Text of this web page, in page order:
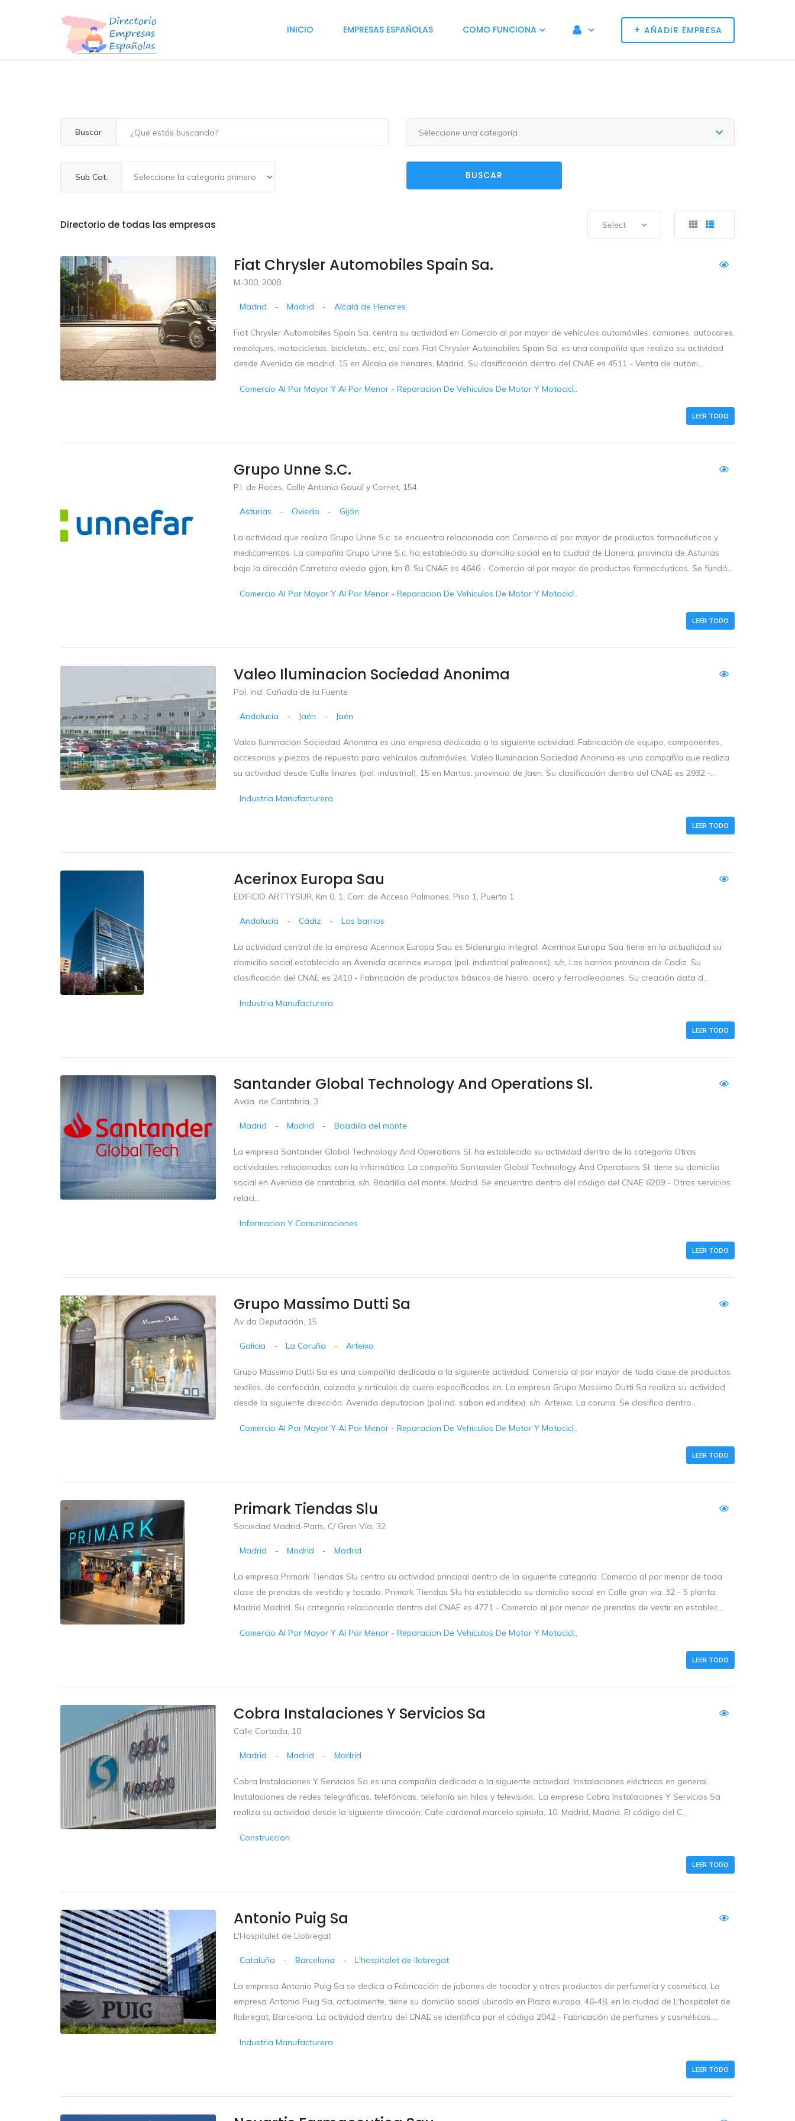
+ AÑADIR EMPRESA
INICIO EMPRESAS ESPAÑOLAS COMO FUNCIONA
Buscar Seleccione una categoría
Sub Cat. BUSCAR
Directorio de todas las empresas Select
Fiat Chrysler Automobiles Spain Sa.
M-300, 2008
Madrid - Madrid - Alcalá de Henares
Fiat Chrysler Automobiles Spain Sa. centra su actividad en Comercio al por mayor de vehículos automóviles, camiones, autocares,
remolques, motocicletas, bicicletas.. etc; asi com. Fiat Chrysler Automobiles Spain Sa. es una compañía que realiza su actividad
desde Avenida de madrid, 15 en Alcala de henares, Madrid. Su clasificación dentro del CNAE es 4511 - Venta de autom...
Comercio Al Por Mayor Y Al Por Menor - Reparacion De Vehiculos De Motor Y Motocicl..
LEER TODO
Grupo Unne S.c.
P.I. de Roces, Calle Antonio Gaudí y Cornet, 154
Asturias - Oviedo - Gijón
La actividad que realiza Grupo Unne S.c. se encuentra relacionada con Comercio al por mayor de productos farmacéuticos y
medicamentos. La compañía Grupo Unne S.c. ha establecido su domicilio social en la ciudad de Llanera, provincia de Asturias
bajo la dirección Carretera oviedo gijon, km 8. Su CNAE es 4646 - Comercio al por mayor de productos farmacéuticos. Se fundó...
Comercio Al Por Mayor Y Al Por Menor - Reparacion De Vehiculos De Motor Y Motocicl..
LEER TODO
Valeo Iluminacion Sociedad Anonima
Pol. Ind. Cañada de la Fuente
Andalucía - Jaén - Jaén
Valeo Iluminacion Sociedad Anonima es una empresa dedicada a la siguiente actividad: Fabricación de equipo, componentes,
accesorios y piezas de repuesto para vehículos automóviles. Valeo Iluminacion Sociedad Anonima es una compañía que realiza
su actividad desde Calle linares (pol. industrial), 15 en Martos, provincia de Jaen. Su clasificación dentro del CNAE es 2932 -...
Industria Manufacturera
LEER TODO
Acerinox Europa Sau
EDIFICIO ARTTYSUR, Km 0, 1, Carr. de Acceso Palmones, Piso 1, Puerta 1
Andalucía - Cádiz - Los barrios
La actividad central de la empresa Acerinox Europa Sau es Siderurgia integral. Acerinox Europa Sau tiene en la actualidad su
domicilio social establecido en Avenida acerinox europa (pol. industrial palmones), s/n, Los barrios provincia de Cadiz. Su
clasificación del CNAE es 2410 - Fabricación de productos básicos de hierro, acero y ferroaleaciones. Su creación data d...
Industria Manufacturera
LEER TODO
Santander Global Technology And Operations Sl.
Avda. de Cantabria, 3
Madrid - Madrid - Boadilla del monte
La empresa Santander Global Technology And Operations Sl. ha establecido su actividad dentro de la categoría Otras
actividades relacionadas con la informática. La compañía Santander Global Technology And Operations Sl. tiene su domicilio
social en Avenida de cantabria, s/n, Boadilla del monte, Madrid. Se encuentra dentro del código del CNAE 6209 - Otros servicios
relaci...
Informacion Y Comunicaciones
LEER TODO
Grupo Massimo Dutti Sa
Av da Deputación, 15
Galicia - La Coruña - Arteixo
Grupo Massimo Dutti Sa es una compañía dedicada a la siguiente actividad: Comercio al por mayor de toda clase de productos
textiles, de confección, calzado y artículos de cuero especificados en. La empresa Grupo Massimo Dutti Sa realiza su actividad
desde la siguiente dirección: Avenida deputacion (pol.ind. sabon ed.inditex), s/n, Arteixo, La coruna. Se clasifica dentro...
Comercio Al Por Mayor Y Al Por Menor - Reparacion De Vehiculos De Motor Y Motocicl..
LEER TODO
Primark Tiendas Slu
Sociedad Madrid-París, C/ Gran Vía, 32
Madrid - Madrid - Madrid
La empresa Primark Tiendas Slu centra su actividad principal dentro de la siguiente categoría: Comercio al por menor de toda
clase de prendas de vestido y tocado. Primark Tiendas Slu ha establecido su domicilio social en Calle gran via, 32 - 5 planta,
Madrid Madrid. Su categoría relacionada dentro del CNAE es 4771 - Comercio al por menor de prendas de vestir en establec...
Comercio Al Por Mayor Y Al Por Menor - Reparacion De Vehiculos De Motor Y Motocicl..
LEER TODO
Cobra Instalaciones Y Servicios Sa
Calle Cortada, 10
Madrid - Madrid - Madrid
Cobra Instalaciones Y Servicios Sa es una compañía dedicada a la siguiente actividad: Instalaciones eléctricas en general.
Instalaciones de redes telegráficas, telefónicas, telefonía sin hilos y televisión.. La empresa Cobra Instalaciones Y Servicios Sa
realiza su actividad desde la siguiente dirección: Calle cardenal marcelo spinola, 10, Madrid, Madrid. El código del C...
Construccion
LEER TODO
Antonio Puig Sa
L'Hospitalet de Llobregat
Cataluña - Barcelona - L'hospitalet de llobregat
La empresa Antonio Puig Sa se dedica a Fabricación de jabones de tocador y otros productos de perfumería y cosmética. La
empresa Antonio Puig Sa, actualmente, tiene su domicilio social ubicado en Plaza europa, 46-48, en la ciudad de L'hospitalet de
llobregat, Barcelona. La actividad dentro del CNAE se identifica por el código 2042 - Fabricación de perfumes y cosméticos....
Industria Manufacturera
LEER TODO